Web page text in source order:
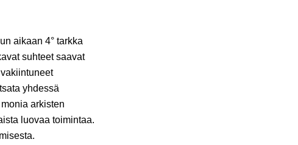
aikaan 4° tarkka
suhteet saavat
yhdessä
arkisten
luovaa toimintaa.